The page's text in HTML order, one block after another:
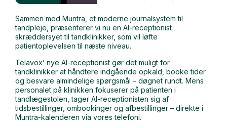
Sammen med Muntra, et moderne journalsystem til
tandpleje, præsenterer vi nu en AI-receptionist
skræddersyet til tandklinikker, som vil løfte
patientoplevelsen til næste niveau.
Telavox’ nye AI-receptionist gør det muligt for
tandklinikker at håndtere indgående opkald, booke tider
og besvare almindelige spørgsmål – døgnet rundt. Mens
personalet på klinikken fokuserer på patienten i
tandlægestolen, tager AI-receptionisten sig af
tidsbestillinger, ombookinger og afbestillinger – direkte i
Muntra-kalenderen via vores telefoni.